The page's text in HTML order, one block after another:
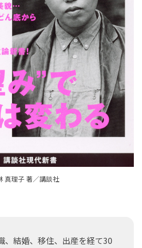
真理子 著／講談社
、結婚、移住、出産を経て30